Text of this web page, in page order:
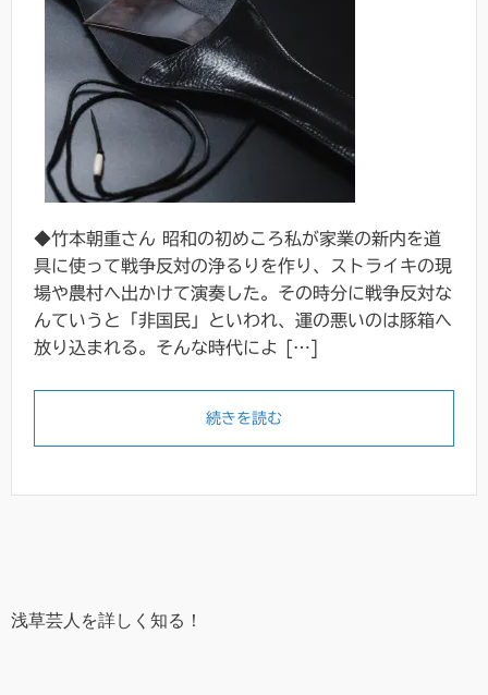
◆竹本朝重さん 昭和の初めころ私が家業の新内を道
具に使って戦争反対の浄るりを作り、ストライキの現
場や農村へ出かけて演奏した。その時分に戦争反対な
んていうと「非国民」といわれ、運の悪いのは豚箱へ
放り込まれる。そんな時代によ […]
続きを読む
浅草芸人を詳しく知る！